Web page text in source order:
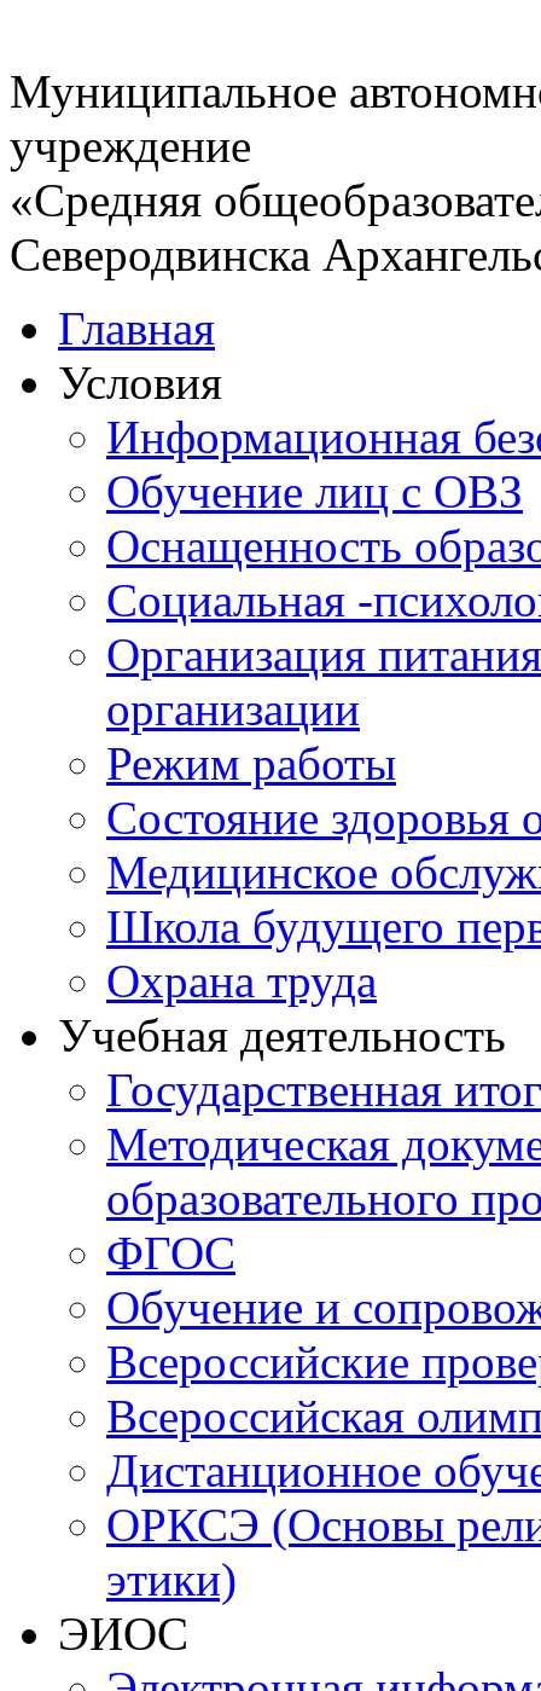
Муниципальное
учреждение
«Средняя
Северодвинска
Главная
Условия
Информационная
Обучение лиц с ОВЗ
Оснащенность
Социальная -
Организация
организации
Режим работы
Состояние
Медицинское
Школа будущего
Охрана труда
Учебная деятельность
Государственная
Методическая
образовательного
ФГОС
Обучение и
Всероссийские
Всероссийская
Дистанционное
ОРКСЭ (Основы
этики)
ЭИОС